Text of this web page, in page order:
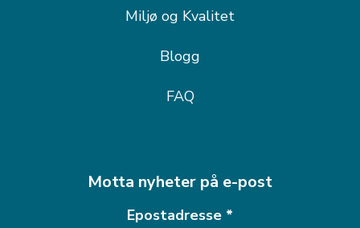
Miljø og Kvalitet
Blogg
FAQ
Motta nyheter på e-post
Epostadresse *